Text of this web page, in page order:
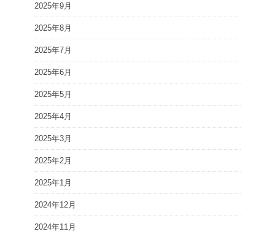
2025年9月
2025年8月
2025年7月
2025年6月
2025年5月
2025年4月
2025年3月
2025年2月
2025年1月
2024年12月
2024年11月